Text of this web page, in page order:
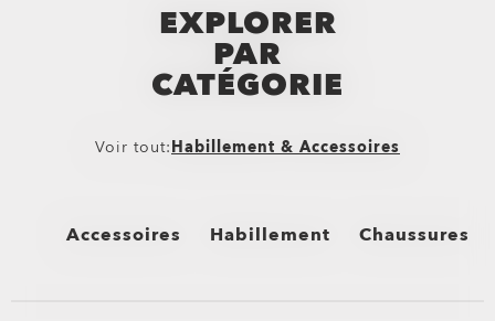
EXPLORER
PAR
CATÉGORIE
Voir tout:Habillement & Accessoires
Accessoires Habillement Chaussures